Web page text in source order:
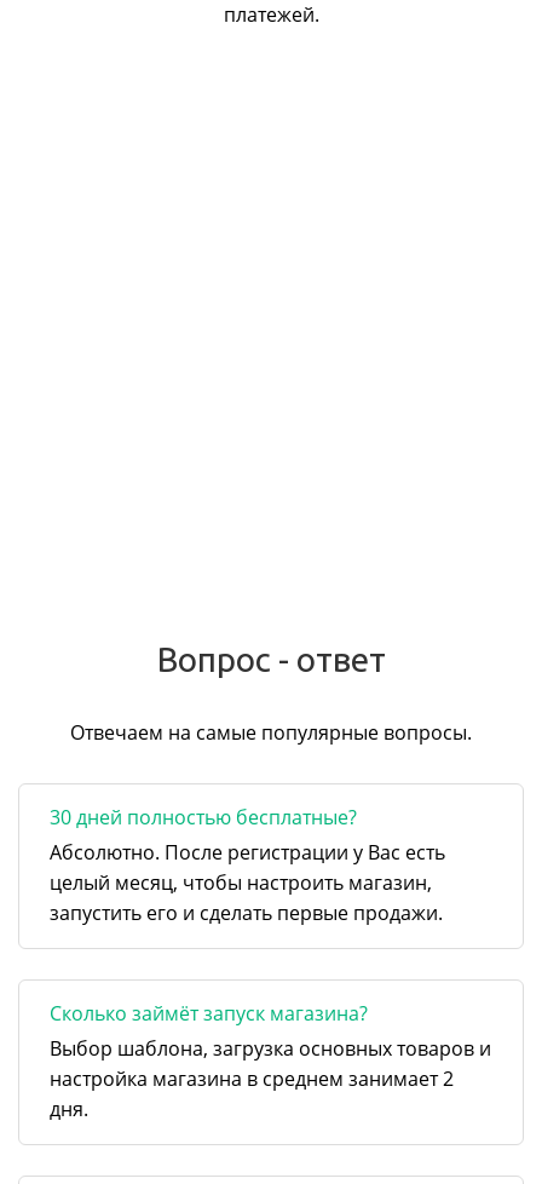
платежей.
Вопрос - ответ
Отвечаем на самые популярные вопросы.
30 дней полностью бесплатные?
Абсолютно. После регистрации у Вас есть
целый месяц, чтобы настроить магазин,
запустить его и сделать первые продажи.
Сколько займёт запуск магазина?
Выбор шаблона, загрузка основных товаров и
настройка магазина в среднем занимает 2
дня.